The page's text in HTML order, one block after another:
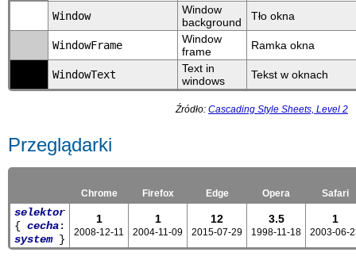
Window
Window
background
Tło okna
WindowFrame
Window
frame
Ramka okna
WindowText
Text in
windows
Tekst w oknach
Źródło: Cascading Style Sheets, Level 2
Przeglądarki
Chrome Firefox Edge Opera Safari
selektor
{ cecha:
system}
1
2008-12-11
1
2004-11-09
12
2015-07-29
3.5
1998-11-18
1
2003-06-